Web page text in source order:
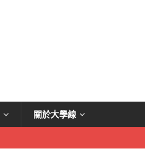
關於大學線